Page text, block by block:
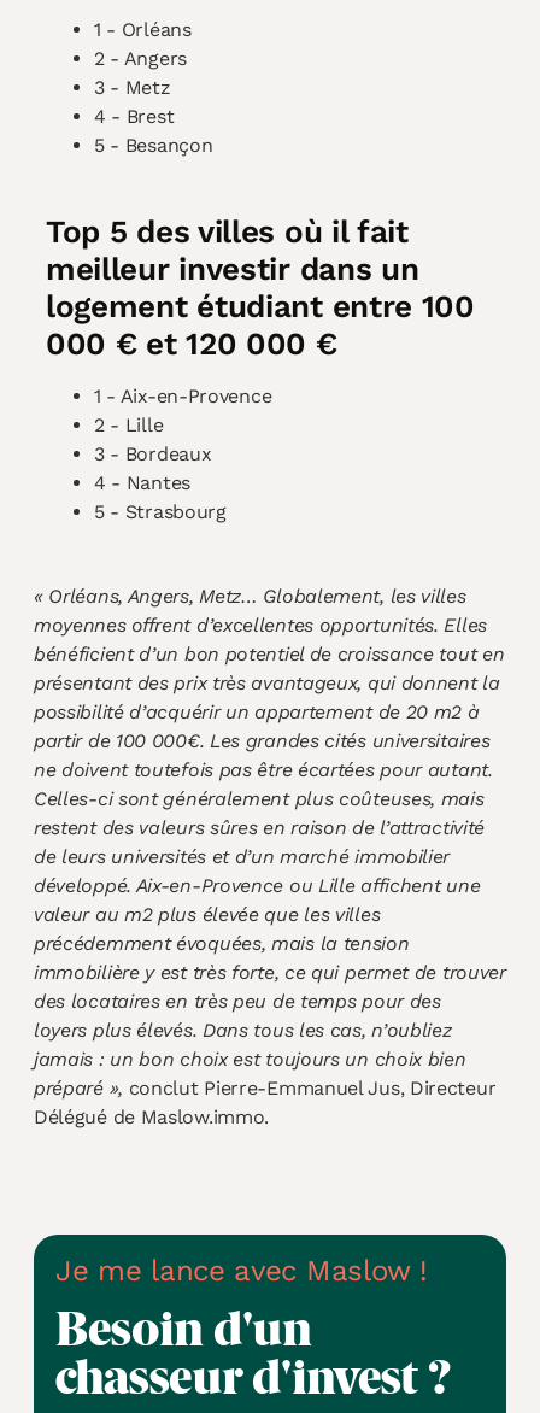
1 - Orléans
2 - Angers
3 - Metz
4 - Brest
5 - Besançon
Top 5 des villes où il fait
meilleur investir dans un
logement étudiant entre 100
000 € et 120 000 €
1 - Aix-en-Provence
2 - Lille
3 - Bordeaux
4 - Nantes
5 - Strasbourg
« Orléans, Angers, Metz… Globalement, les villes
moyennes offrent d’excellentes opportunités. Elles
bénéficient d’un bon potentiel de croissance tout en
présentant des prix très avantageux, qui donnent la
possibilité d’acquérir un appartement de 20 m2 à
partir de 100 000€. Les grandes cités universitaires
ne doivent toutefois pas être écartées pour autant.
Celles-ci sont généralement plus coûteuses, mais
restent des valeurs sûres en raison de l’attractivité
de leurs universités et d’un marché immobilier
développé. Aix-en-Provence ou Lille affichent une
valeur au m2 plus élevée que les villes
précédemment évoquées, mais la tension
immobilière y est très forte, ce qui permet de trouver
des locataires en très peu de temps pour des
loyers plus élevés. Dans tous les cas, n’oubliez
jamais : un bon choix est toujours un choix bien
préparé », conclut Pierre-Emmanuel Jus, Directeur
Délégué de Maslow.immo.
Je me lance avec Maslow !
Besoin d'un
chasseur d'invest ?